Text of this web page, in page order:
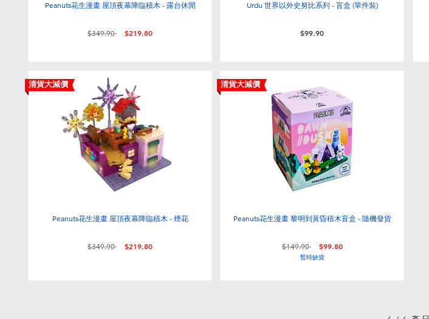
Peanuts花生漫畫 屋頂夜幕降臨積木 - 露台休閒
價格從
$349.90至 $219.80
Urdu 世界以外史努比系列 - 盲盒 (單件裝)
$99.90
清貨大減價
Peanuts花生漫畫 屋頂夜幕降臨積木 - 煙花
價格從
$349.90至 $219.80
清貨大減價
Peanuts花生漫畫 黎明到黃昏積木盲盒 - 隨機發貨
價格從
$149.90至 $99.80
暫時缺貨